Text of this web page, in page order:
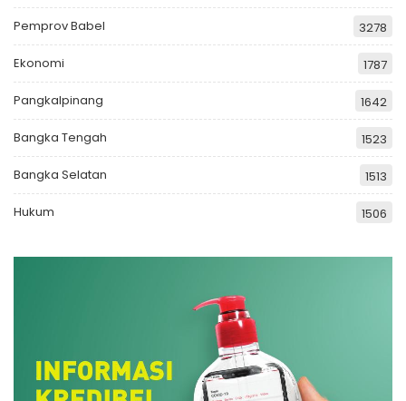
Pemprov Babel 3278
Ekonomi 1787
Pangkalpinang 1642
Bangka Tengah 1523
Bangka Selatan 1513
Hukum 1506